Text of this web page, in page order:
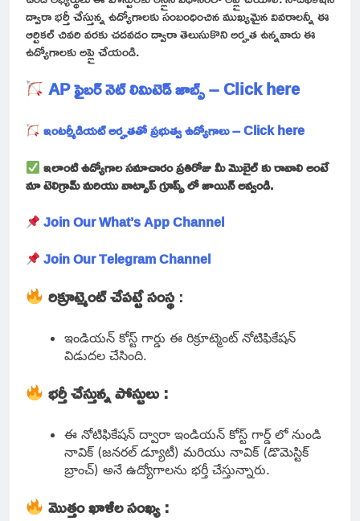
ద్వారా భర్తీ చేస్తున్న ఉద్యోగాలకు సంబంధించిన ముఖ్యమైన వివరాలన్నీ ఈ
ఆర్టికల్ చివరి వరకు చదవడం ద్వారా తెలుసుకొని అర్హత ఉన్నవారు ఈ
ఉద్యోగాలకు అప్లై చేయండి.
AP ఫైబర్ నెట్ లిమిటెడ్ జాబ్స్ – Click here
ఇంటర్మీడియట్ అర్హతతో ప్రభుత్వ ఉద్యోగాలు – Click here
ఇలాంటి ఉద్యోగాల సమాచారం ప్రతిరోజు మీ మొబైల్ కు రావాలి అంటే
మా టెలిగ్రామ్ మరియు వాట్సాప్ గ్రూప్స్ లో జాయిన్ అవ్వండి.
Join Our What’s App Channel
Join Our Telegram Channel
రిక్రూట్మెంట్ చేపట్టే సంస్థ:
ఇండియన్ కోస్ట్ గార్డు ఈ రిక్రూట్మెంట్ నోటిఫికేషన్
విడుదల చేసింది.
భర్తీ చేస్తున్న పోస్టులు :
ఈ నోటిఫికేషన్ ద్వారా ఇండియన్ కోస్ట్ గార్డ్ లో నుండి
నావిక్ (జనరల్ డ్యూటీ) మరియు నావిక్ (డొమెస్టిక్
బ్రాంచ్) అనే ఉద్యోగాలను భర్తీ చేస్తున్నారు.
మొత్తం ఖాళీల సంఖ్య :